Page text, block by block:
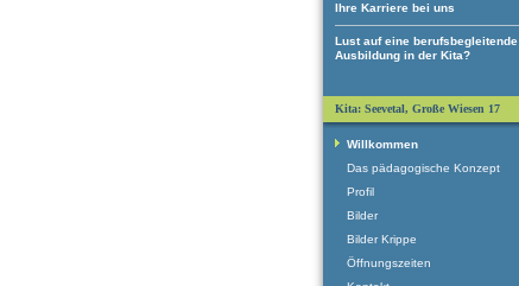
Ihre Karriere bei uns
Lust auf eine berufsbegleitende
Ausbildung in der Kita?
Kita: Seevetal, Große Wiesen 17
Willkommen
Das pädagogische Konzept
Profil
Bilder
Bilder Krippe
Öffnungszeiten